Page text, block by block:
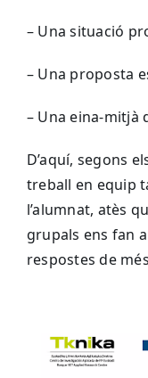
– Una situació
– Una proposta
– Una eina-mitjà
D’aquí, segons
treball en equip
l’alumnat, atès
grupals ens fan
respostes de